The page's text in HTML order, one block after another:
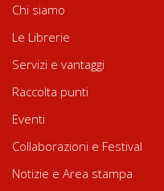
Chi siamo
Le Librerie
Servizi e vantaggi
Raccolta punti
Eventi
Collaborazioni e Festival
Notizie e Area stampa